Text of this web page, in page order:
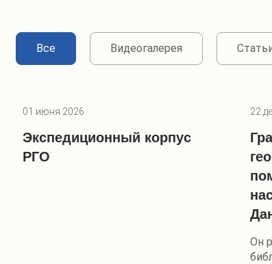
Все Видеогалерея
01 июня 2026
Экспедиционный корпус
РГО
22
Он